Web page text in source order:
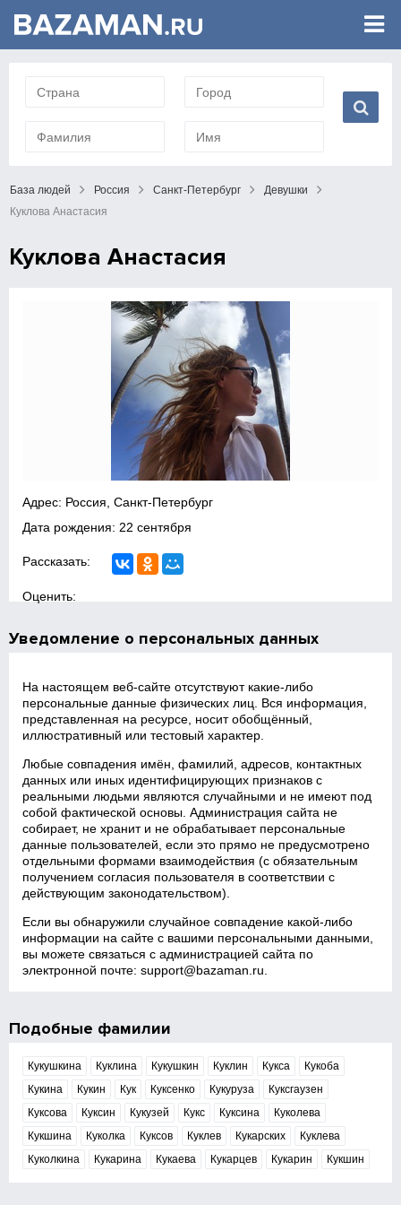
База людей Россия Санкт-Петербург
Девушки
Куклова Анастасия
Куклова Анастасия
Адрес: Россия, Санкт-Петербург
Дата рождения: 22 сентября
Рассказать:
Оценить:
Уведомление о персональных данных
На настоящем веб‑сайте отсутствуют какие‑либо
персональные данные физических лиц. Вся информация,
представленная на ресурсе, носит обобщённый,
иллюстративный или тестовый характер.
Любые совпадения имён, фамилий, адресов, контактных
данных или иных идентифицирующих признаков с
реальными людьми являются случайными и не имеют под
собой фактической основы. Администрация сайта не
собирает, не хранит и не обрабатывает персональные
данные пользователей, если это прямо не предусмотрено
отдельными формами взаимодействия (с обязательным
получением согласия пользователя в соответствии с
действующим законодательством).
Если вы обнаружили случайное совпадение какой‑либо
информации на сайте с вашими персональными данными,
вы можете связаться с администрацией сайта по
электронной почте:support@bazaman.ru
Подобные фамилии
Кукушкина Куклина Кукушкин Куклин Кукса
Кукоба
Кукина
Кукин Кук Куксенко Кукуруза
Куксгаузен
Куксова
Куксин Кукузей Кукс Куксина
Куколева
Кукшина
Куколка Куксов Куклев Кукарских
Куклева
Куколкина
Кукарина Кукаева Кукарцев Кукарин Кукшин